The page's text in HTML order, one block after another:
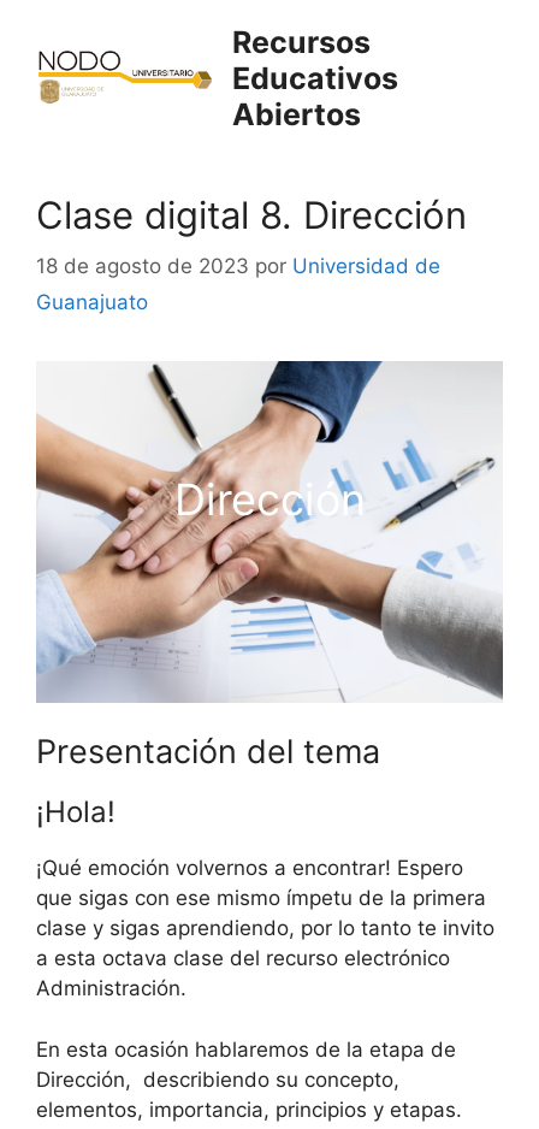
contenido
Recursos
Educativos
Abiertos
Clase digital 8. Dirección
18 de agosto de 2023 por Universidad de
Guanajuato
Dirección
Presentación del tema
¡Hola!
¡Qué emoción volvernos a encontrar! Espero
que sigas con ese mismo ímpetu de la primera
clase y sigas aprendiendo, por lo tanto te invito
a esta octava clase del recurso electrónico
Administración.
En esta ocasión hablaremos de la etapa de
Dirección, describiendo su concepto,
elementos, importancia, principios y etapas.